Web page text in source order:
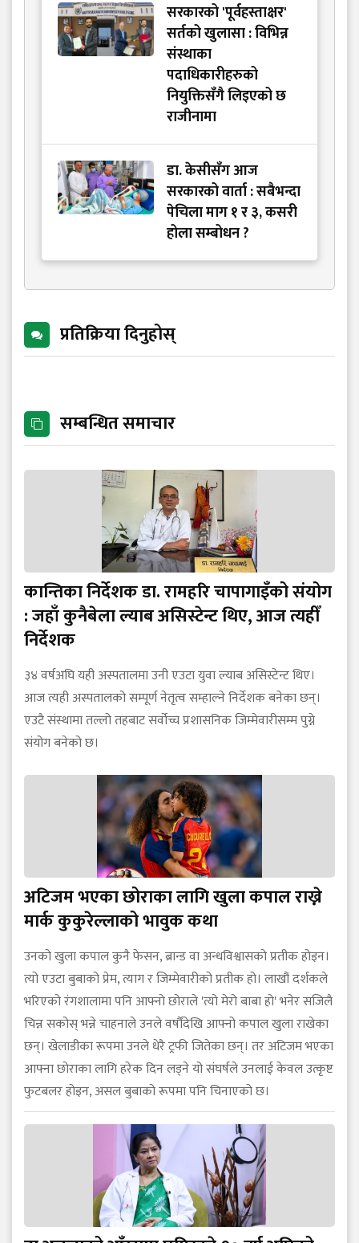
सरकारको 'पूर्वहस्ताक्षर'
सर्तको खुलासा : विभिन्न
संस्थाका
पदाधिकारीहरुको
नियुक्तिसँगै लिइएको छ
राजीनामा
डा. केसीसँग आज
सरकारको वार्ता : सबैभन्दा
पेचिला माग १ र ३, कसरी
होला सम्बोधन ?
प्रतिक्रिया दिनुहोस्
सम्बन्धित समाचार
कान्तिका निर्देशक डा. रामहरि चापागाइँको संयोग
: जहाँ कुनैबेला ल्याब असिस्टेन्ट थिए, आज त्यहीँ
निर्देशक
३४ वर्षअघि यही अस्पतालमा उनी एउटा युवा ल्याब असिस्टेन्ट थिए।
आज त्यही अस्पतालको सम्पूर्ण नेतृत्व सम्हाल्ने निर्देशक बनेका छन्।
एउटै संस्थामा तल्लो तहबाट सर्वोच्च प्रशासनिक जिम्मेवारीसम्म पुग्ने
संयोग बनेको छ।
अटिजम भएका छोराका लागि खुला कपाल राख्ने
मार्क कुकुरेल्लाको भावुक कथा
उनको खुला कपाल कुनै फेसन, ब्रान्ड वा अन्धविश्वासको प्रतीक होइन।
त्यो एउटा बुबाको प्रेम, त्याग र जिम्मेवारीको प्रतीक हो। लाखौं दर्शकले
भरिएको रंगशालामा पनि आफ्नो छोराले 'त्यो मेरो बाबा हो' भनेर सजिलै
चिन्न सकोस् भन्ने चाहनाले उनले वर्षौंदेखि आफ्नो कपाल खुला राखेका
छन्। खेलाडीका रूपमा उनले धेरै ट्रफी जितेका छन्। तर अटिजम भएका
आफ्ना छोराका लागि हरेक दिन लड्ने यो संघर्षले उनलाई केवल उत्कृष्ट
फुटबलर होइन, असल बुबाको रूपमा पनि चिनाएको छ।